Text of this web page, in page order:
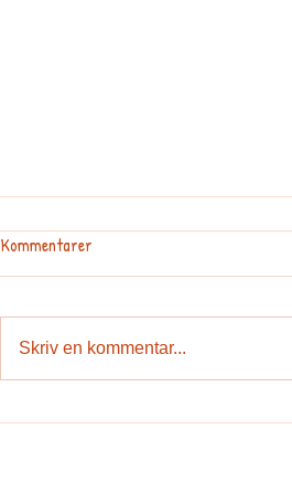
Undervisningsplan for idræt i
Kommentarer
Skriv en kommentar...